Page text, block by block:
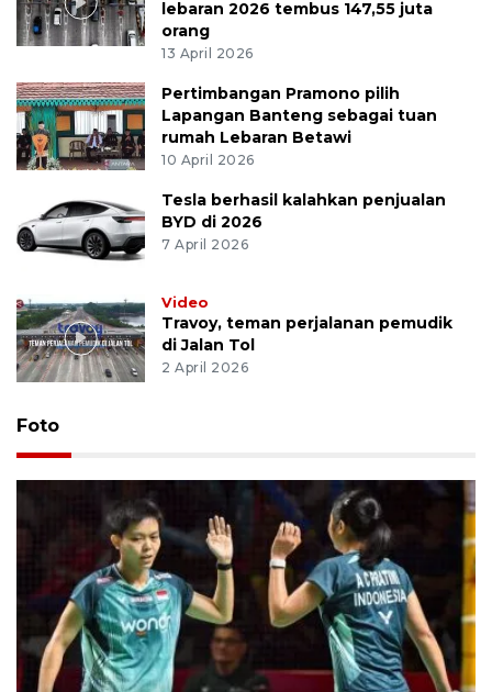
lebaran 2026 tembus 147,55 juta
orang
13 April 2026
Pertimbangan Pramono pilih
Lapangan Banteng sebagai tuan
rumah Lebaran Betawi
10 April 2026
Tesla berhasil kalahkan penjualan
BYD di 2026
7 April 2026
Video
Travoy, teman perjalanan pemudik
di Jalan Tol
2 April 2026
Foto